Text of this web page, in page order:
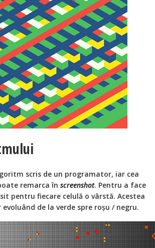
scris de un programator, iar cea
remarca în screenshot. Pentru a face
pentru fiecare celulă o vârstă. Acestea
de la verde spre roșu / negru.